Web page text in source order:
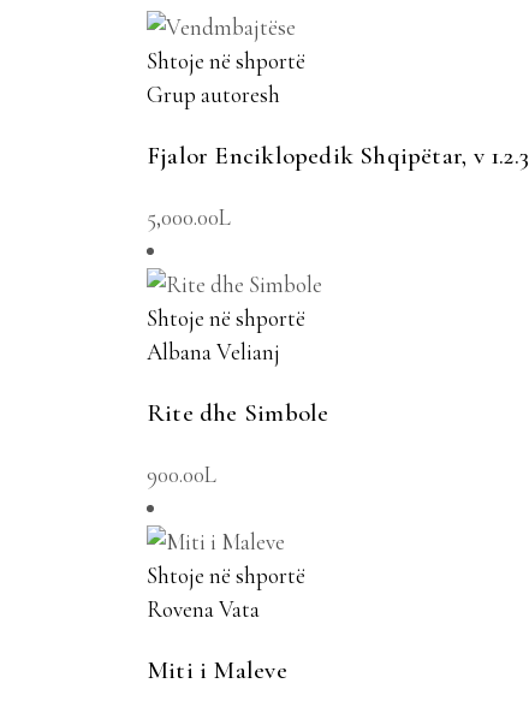
Shtoje në shportë
Grup autoresh
Fjalor Enciklopedik Shqipëtar, v 1.2.3
5,000.00L
Shtoje në shportë
Albana Velianj
Rite dhe Simbole
900.00L
Shtoje në shportë
Rovena Vata
Miti i Maleve